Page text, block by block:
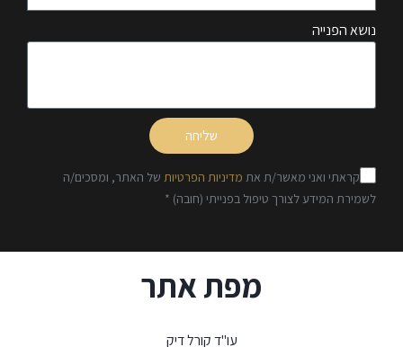
נושא הפנייה
שליחה
קראתי ואני מאשר/ת את מדיניות הפרטיות של האתר, ומסכים/ה
לשמירת המידע לצורך טיפול בפנייתי (חובה) *
מפת אתר
עו"ד קורל דיק